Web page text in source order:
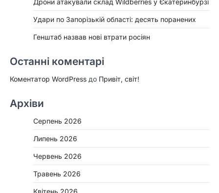
Дрони атакували склад Wildberries у Єкатеринбурзі
Удари по Запорізькій області: десять поранених
Генштаб назвав нові втрати росіян
Останні коментарі
Коментатор WordPress до Привіт, світ!
Архіви
Серпень 2026
Липень 2026
Червень 2026
Травень 2026